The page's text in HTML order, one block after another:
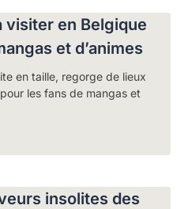
visiter en Belgique
et d’animes
en taille, regorge de lieux
les fans de mangas et
insolites des